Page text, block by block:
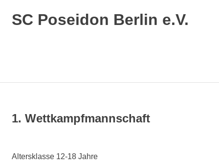
SC Poseidon Berlin e.V.
1. Wettkampfmannschaft
Altersklasse 12-18 Jahre